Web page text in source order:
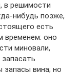
в решимости
нибудь позже,
есть
временем: оно
миновали,
запасы вина; но